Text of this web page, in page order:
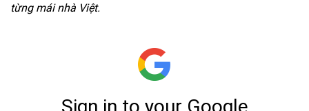
từng mái nhà Việt.